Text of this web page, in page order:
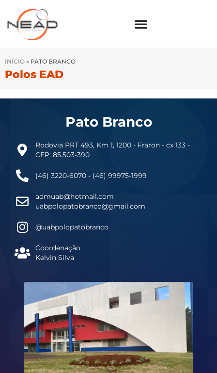
INÍCIO » PATO BRANCO
Polos EAD
Pato Branco
Rodovia PRT 493, Km 1, 1200 - Fraron - cx 133 -
CEP: 85.503-390
(46) 3220-6070 - (46) 99975-1999
admuab@hotmail.com
uabpolopatobranco@gmail.com
@uabpolopatobranco
Coordenação:
Kelvin Silva